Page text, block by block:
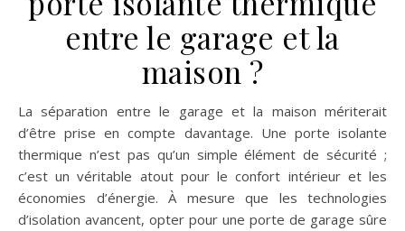
entre le garage et la
maison ?
La séparation entre le garage et la maison mériterait
d’être prise en compte davantage. Une porte isolante
thermique n’est pas qu’un simple élément de sécurité ;
c’est un véritable atout pour le confort intérieur et les
économies d’énergie. À mesure que les technologies
d’isolation avancent, opter pour une porte de garage sûre